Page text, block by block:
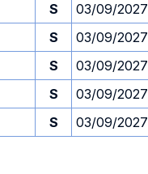
S 03/09/2027
S 03/09/2027
S 03/09/2027
S 03/09/2027
S 03/09/2027